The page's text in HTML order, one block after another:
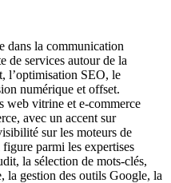
dans la communication
de services autour de la
l’optimisation SEO, le
numérique et offset.
web vitrine et e-commerce
avec un accent sur
sur les moteurs de
parmi les expertises
la sélection de mots-clés,
la gestion des outils Google, la